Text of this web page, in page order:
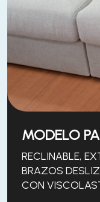
MODELO
RECLINABLE,
BRAZOS
CON